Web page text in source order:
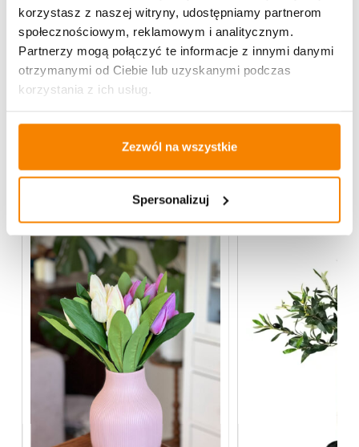
korzystasz z naszej witryny, udostępniamy partnerom
społecznościowym, reklamowym i analitycznym.
Partnerzy mogą połączyć te informacje z innymi danymi
otrzymanymi od Ciebie lub uzyskanymi podczas
korzystania z ich usług.
Zezwól na wszystkie
Spersonalizuj
Opis produktu
Specyfikacja
Więcej z kategorii Kwiaty sztuczne